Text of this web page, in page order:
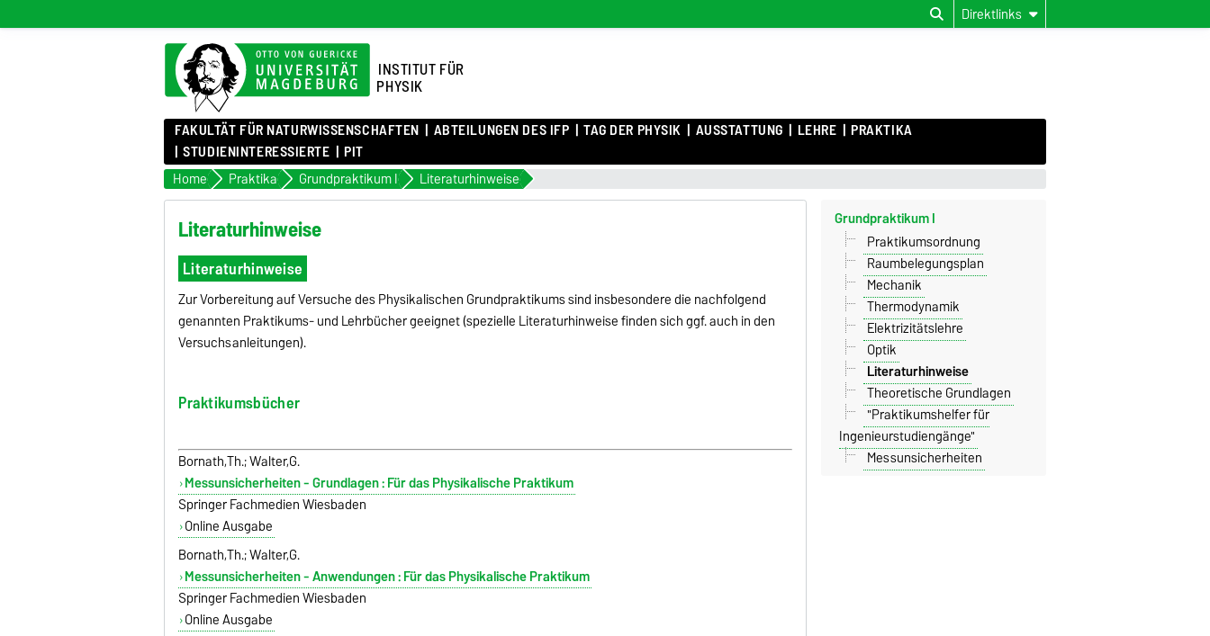
Direktlinks
INSTITUT FÜR
PHYSIK
FAKULTÄT FÜR NATURWISSENSCHAFTEN ABTEILUNGEN DES IFP TAG DER PHYSIK AUSSTATTUNG LEHRE PRAKTIKA
STUDIENINTERESSIERTE
PIT
Home Praktika Grundpraktikum I Literaturhinweise
Literaturhinweise
Literaturhinweise
Zur Vorbereitung auf Versuche des Physikalischen Grundpraktikums sind insbesondere die nachfolgend
genannten Praktikums- und Lehrbücher geeignet (spezielle Literaturhinweise finden sich ggf. auch in den
Versuchsanleitungen).
Praktikumsbücher
Bornath,Th.; Walter,G.
Messunsicherheiten - Grundlagen : Für das Physikalische Praktikum
Springer Fachmedien Wiesbaden
Online Ausgabe
Bornath,Th.; Walter,G.
Messunsicherheiten - Anwendungen : Für das Physikalische Praktikum
Springer Fachmedien Wiesbaden
Online Ausgabe
Grundpraktikum I
Praktikumsordnung
Raumbelegungsplan
Mechanik
Thermodynamik
Elektrizitätslehre
Optik
Literaturhinweise
Theoretische Grundlagen
"Praktikumshelfer für
Ingenieurstudiengänge"
Messunsicherheiten